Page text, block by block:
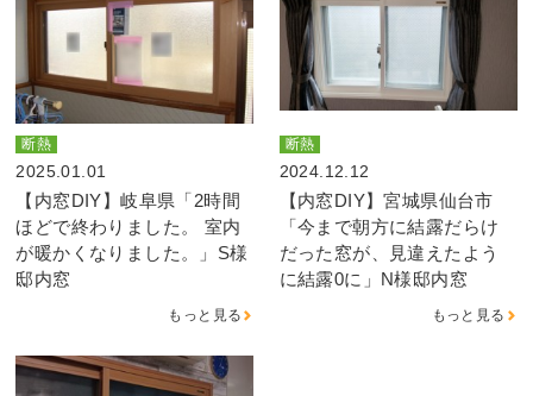
断熱
2025.01.01
【内窓DIY】岐阜県「2時間
ほどで終わりました。 室内
が暖かくなりました。」S様
邸内窓
もっと見る
断熱
2024.12.12
【内窓DIY】宮城県仙台市
「今まで朝方に結露だらけ
だった窓が、見違えたよう
に結露0に」N様邸内窓
もっと見る